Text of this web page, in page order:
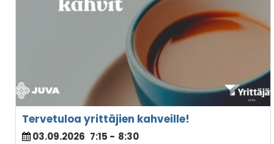
Tervetuloa yrittäjien kahveille!
03.09.2026 7:15 - 8:30